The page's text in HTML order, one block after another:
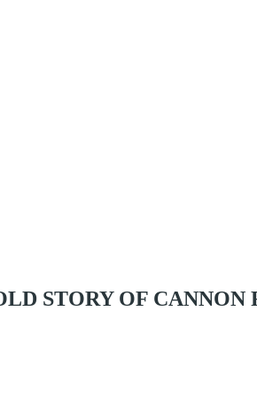
STORY OF CANNON